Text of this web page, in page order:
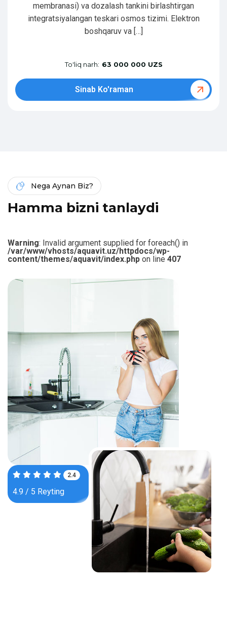
membranasi) va dozalash tankini birlashtirgan
integratsiyalangan teskari osmos tizimi. Elektron
boshqaruv va […]
To'liq narh: 63 000 000 UZS
Sinab Ko'raman
Nega Aynan Biz?
Hamma bizni tanlaydi
Warning: Invalid argument supplied for foreach() in
/var/www/vhosts/aquavit.uz/httpdocs/wp-
content/themes/aquavit/index.php on line 407
3.8
4.9 / 5 Reyting